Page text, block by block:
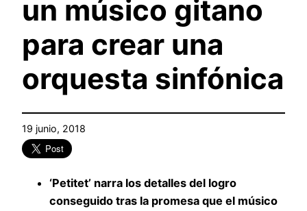
un músico gitano
para crear una
orquesta sinfónica
19 junio, 2018
‘Petitet’ narra los detalles del logro
conseguido tras la promesa que el músico